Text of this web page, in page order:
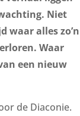
Niet
waar alles zo’n
Waar
een nieuw
de Diaconie.